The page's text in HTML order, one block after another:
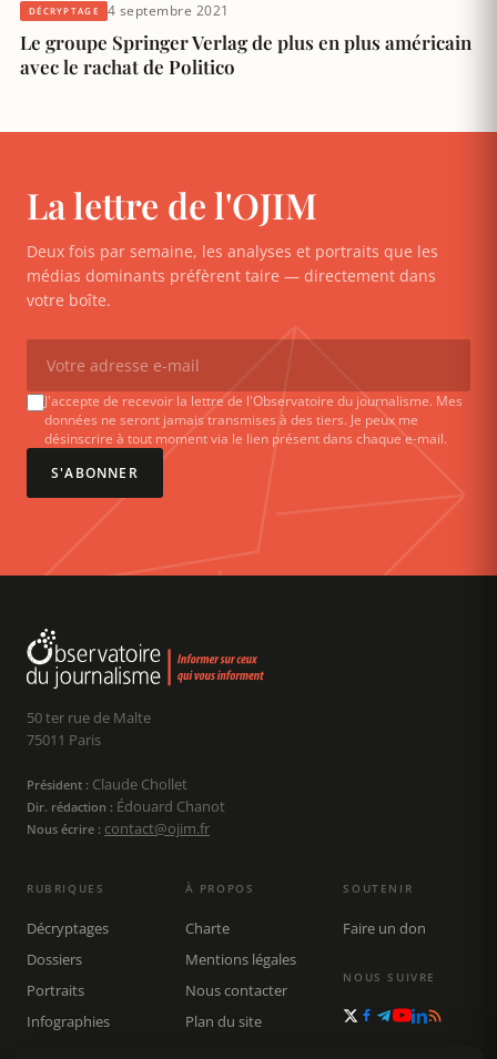
DÉCRYPTAGE 4 septembre 2021
Le groupe Springer Verlag de plus en plus américain
avec le rachat de Politico
La lettre de l'OJIM
Deux fois par semaine, les analyses et portraits que les
médias dominants préfèrent taire — directement dans
votre boîte.
J'accepte de recevoir la lettre de l'Observatoire du journalisme. Mes
données ne seront jamais transmises à des tiers. Je peux me
désinscrire à tout moment via le lien présent dans chaque e-mail.
S'ABONNER
50 ter rue de Malte
75011 Paris
Président : Claude Chollet
Dir. rédaction : Édouard Chanot
Nous écrire : contact@ojim.fr
RUBRIQUES
Décryptages
Dossiers
Portraits
Infographies
À PROPOS
Charte
Mentions légales
Nous contacter
Plan du site
SOUTENIR
Faire un don
NOUS SUIVRE